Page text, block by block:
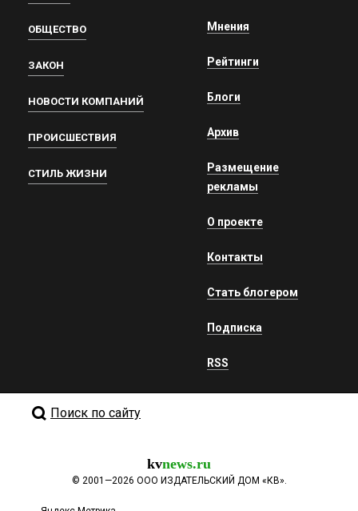
ОБЩЕСТВО
ЗАКОН
НОВОСТИ КОМПАНИЙ
ПРОИСШЕСТВИЯ
СТИЛЬ ЖИЗНИ
Мнения
Рейтинги
Блоги
Архив
Размещение
рекламы
О проекте
Контакты
Стать блогером
Подписка
RSS
Поиск по сайту
kvnews.ru
© 2001—2026 ООО ИЗДАТЕЛЬСКИЙ ДОМ «КВ».